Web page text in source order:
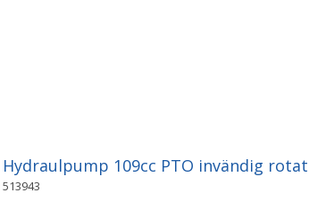
Hydraulpump 109cc PTO invändig
513943